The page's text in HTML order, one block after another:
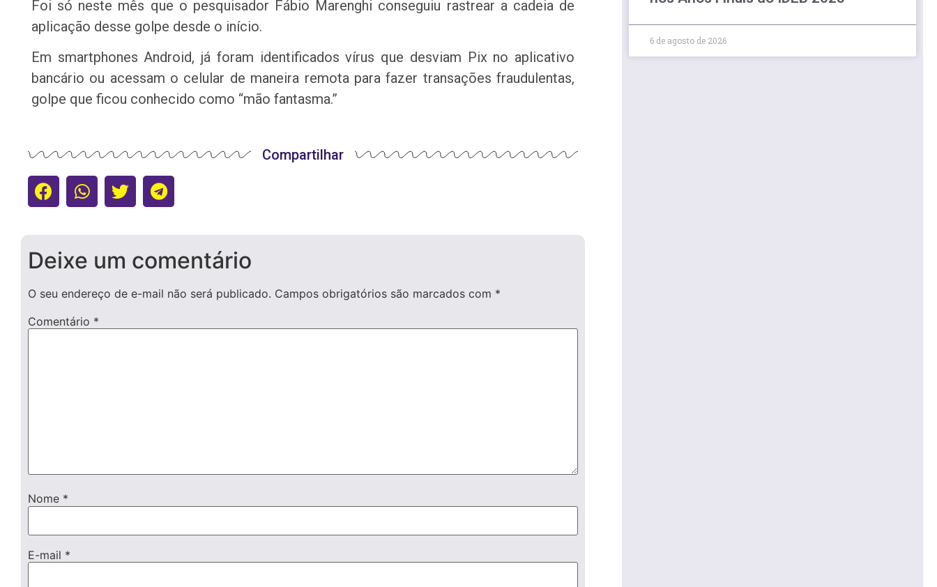
Foi só neste mês que o pesquisador Fábio Marenghi conseguiu rastrear a cadeia de
aplicação desse golpe desde o início.
Em smartphones Android, já foram identificados vírus que desviam Pix no aplicativo
bancário ou acessam o celular de maneira remota para fazer transações fraudulentas,
golpe que ficou conhecido como “mão fantasma.”
Compartilhar
Deixe um comentário
O seu endereço de e-mail não será publicado. Campos obrigatórios são marcados com *
Comentário *
Nome *
E-mail *
6 de agosto de 2026